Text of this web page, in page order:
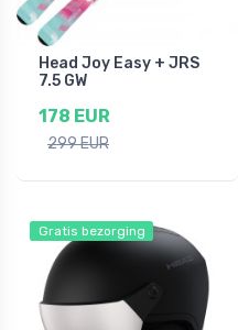
Head Joy Easy + JRS
7.5 GW
178 EUR
299 EUR
Gratis bezorging